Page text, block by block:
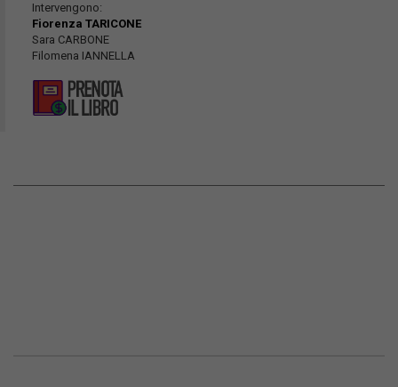
Intervengono:
Fiorenza TARICONE
Sara CARBONE
Filomena IANNELLA